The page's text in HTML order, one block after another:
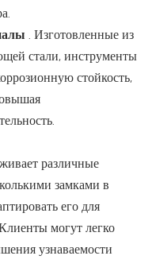
. Изготовленные из
стали, инструменты
стойкость,
различные
замками в
его для
могут легко
узнаваемости